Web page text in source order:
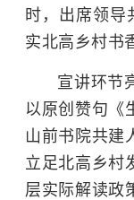
时，出席领导
实北高乡村书
宣讲环节
以原创赞句《
山前书院共建
立足北高乡村
层实际解读政